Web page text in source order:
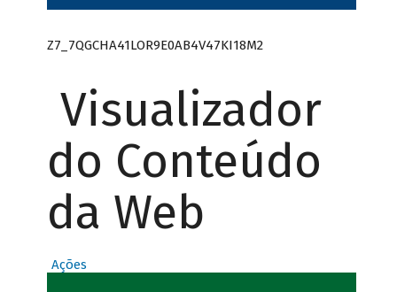
Z7_7QGCHA41LOR9E0AB4V47KI18M2
Visualizador
do Conteúdo
da Web
Ações